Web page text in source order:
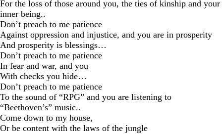
For the loss of those around you, the ties of kinship and your
inner being..
Don’t preach to me patience
Against oppression and injustice, and you are in prosperity
And prosperity is blessings…
Don’t preach to me patience
In fear and war, and you
With checks you hide…
Don’t preach to me patience
To the sound of “RPG” and you are listening to
“Beethoven’s” music..
Come down to my house,
Or be content with the laws of the jungle